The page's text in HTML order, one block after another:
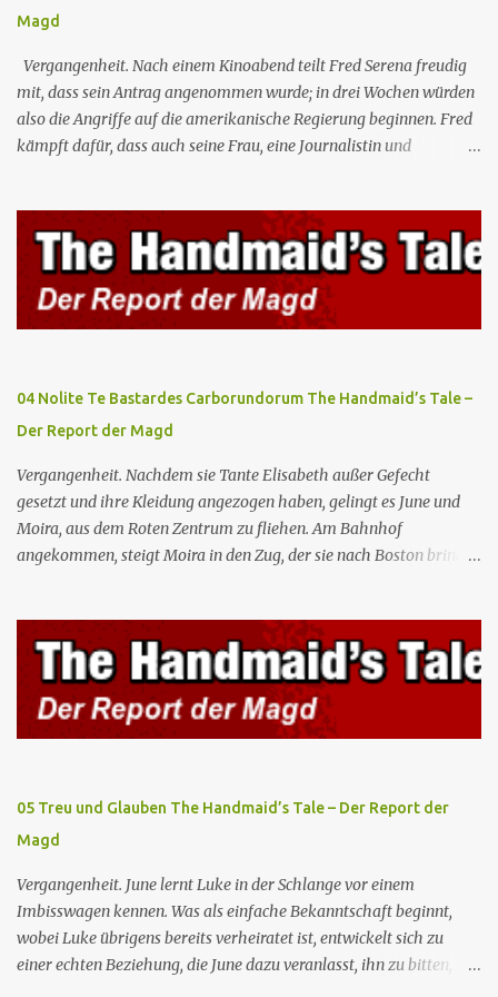
Magd
Vergangenheit. Nach einem Kinoabend teilt Fred Serena freudig
mit, dass sein Antrag angenommen wurde; in drei Wochen würden
also die Angriffe auf die amerikanische Regierung beginnen. Fred
kämpft dafür, dass auch seine Frau, eine Journalistin und
Teilnahme von Frauen weiterhin entschieden ab. Gegenwart. Die
Waterfords beherbergen eine Delegation aus Mexiko, um ein für
Gilead lebenswichtiges Handelsabkommen zu unterzeichnen.
Botschafterin Castillo konfrontiert Serena mit ihrem Buch „Der
Platz einer Frau”, das als Manifest von Gilead gilt und einen
oberstes Gut die Fortpflanzung ist. June und andere Mägde werden
wo Serena stolz die „Kinder von Gilead” vorstellt. June nutzt die
Gelegenheit, mit Castillo unter vier Augen zu sprechen, ...
04 Nolite Te Bastardes Carborundorum The Handmaid’s Tale –
Der Report der Magd
Vergangenheit. Nachdem sie Tante Elisabeth außer Gefecht
gesetzt und ihre Kleidung angezogen haben, gelingt es June und
Moira, aus dem Roten Zentrum zu fliehen. Am Bahnhof
angekommen, steigt Moira in den Zug, der sie nach Boston bringen
Elisabeth sie mit der Peitsche bestraft. Gegenwart. June ist seit
dreizehn Tagen in ihrem Zimmer eingesperrt und entdeckt im
Kleiderschrank die Inschrift „Nolite te bastardes carborundorum”,
die wahrscheinlich von der Magd Difred hinterlassen wurde, die
vor ihr dort war. In Erwartung der Zeremonie bringt Serena June
Fred unfruchtbar ist und nur sie für eine ausbleibende
Schwangerschaft verantwortlich gemacht würde. June lehnt ab,
auch wenn dies das Scheitern der Zeremonie bedeutet. Während
des versprochenen Scrabble-Spiels fragt June Fred nach der
Bedeutung des lat...
05 Treu und Glauben The Handmaid’s Tale – Der Report der
Magd
Vergangenheit. June lernt Luke in der Schlange vor einem
Imbisswagen kennen. Was als einfache Bekanntschaft beginnt,
wobei Luke übrigens bereits verheiratet ist, entwickelt sich zu
einer echten Beziehung, die June dazu veranlasst, ihn zu bitten,